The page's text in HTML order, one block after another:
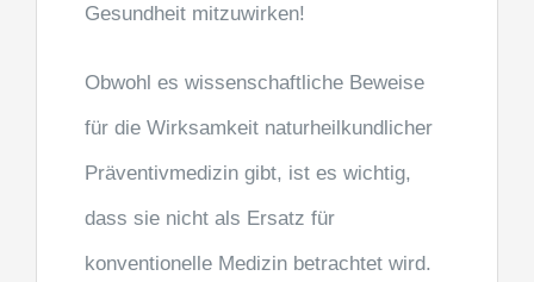
Gesundheit mitzuwirken!
Obwohl es wissenschaftliche Beweise
für die Wirksamkeit naturheilkundlicher
Präventivmedizin gibt, ist es wichtig,
dass sie nicht als Ersatz für
konventionelle Medizin betrachtet wird.